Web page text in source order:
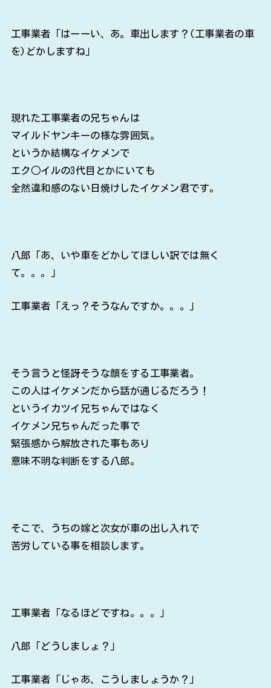
工事業者「はーーい、あ。車出します？(工事業者の車
を)どかしますね」
現れた工事業者の兄ちゃんは
マイルドヤンキーの様な雰囲気。
というか結構なイケメンで
エク○イルの3代目とかにいても
全然違和感のない日焼けしたイケメン君です。
八郎「あ、いや車をどかしてほしい訳では無く
て。。。」
工事業者「えっ？そうなんですか。。。」
そう言うと怪訝そうな顔をする工事業者。
この人はイケメンだから話が通じるだろう！
というイカツイ兄ちゃんではなく
イケメン兄ちゃんだった事で
緊張感から解放された事もあり
意味不明な判断をする八郎。
そこで、うちの嫁と次女が車の出し入れで
苦労している事を相談します。
工事業者「なるほどですね。。。」
八郎「どうしましょ？」
工事業者「じゃあ、こうしましょうか？」